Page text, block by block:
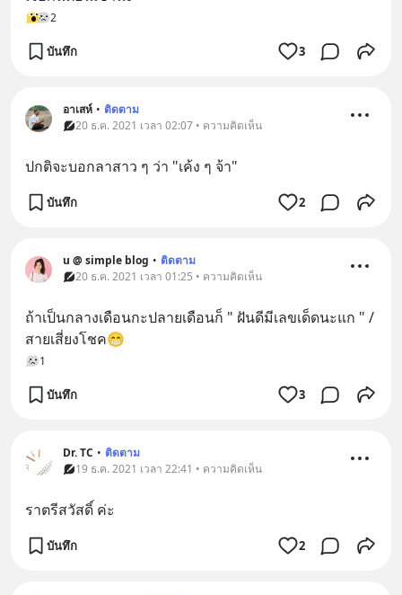
2
บันทึก 3
อาเสห์ • ติดตาม
20 ธ.ค. 2021 เวลา 02:07 • ความคิดเห็น
ปกติจะบอกลาสาว ๆ ว่า "เค้ง ๆ จ้า"
บันทึก 2
u @ simple blog • ติดตาม
20 ธ.ค. 2021 เวลา 01:25 • ความคิดเห็น
ถ้าเป็นกลางเดือนกะปลายเดือนก็ " ฝันดีมีเลขเด็ดนะแก " /
สายเสี่ยงโชค😁
1
บันทึก 3
Dr. TC • ติดตาม
19 ธ.ค. 2021 เวลา 22:41 • ความคิดเห็น
ราตรีสวัสดิ์ ค่ะ
บันทึก 2